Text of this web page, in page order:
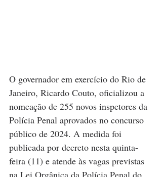
O governador em exercício do Rio de
Janeiro, Ricardo Couto, oficializou a
nomeação de 255 novos inspetores da
Polícia Penal aprovados no concurso
público de 2024. A medida foi
publicada por decreto nesta quinta-
feira (11) e atende às vagas previstas
na Lei Orgânica da Polícia Penal do